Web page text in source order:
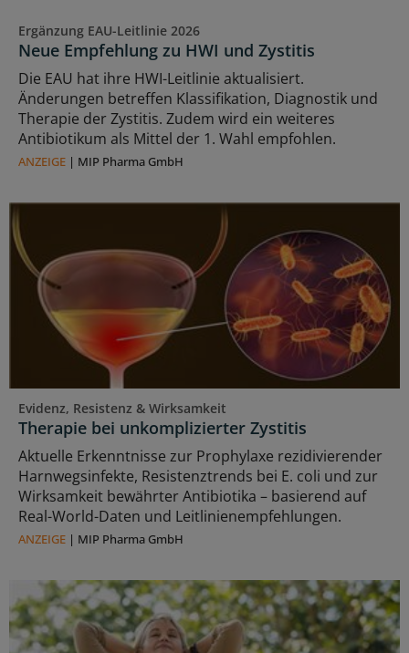
Ergänzung EAU-Leitlinie 2026
Neue Empfehlung zu HWI und Zystitis
Die EAU hat ihre HWI-Leitlinie aktualisiert.
Änderungen betreffen Klassifikation, Diagnostik und
Therapie der Zystitis. Zudem wird ein weiteres
Antibiotikum als Mittel der 1. Wahl empfohlen.
ANZEIGE | MIP Pharma GmbH
Evidenz, Resistenz & Wirksamkeit
Therapie bei unkomplizierter Zystitis
Aktuelle Erkenntnisse zur Prophylaxe rezidivierender
Harnwegsinfekte, Resistenztrends bei E. coli und zur
Wirksamkeit bewährter Antibiotika – basierend auf
Real-World-Daten und Leitlinienempfehlungen.
ANZEIGE | MIP Pharma GmbH